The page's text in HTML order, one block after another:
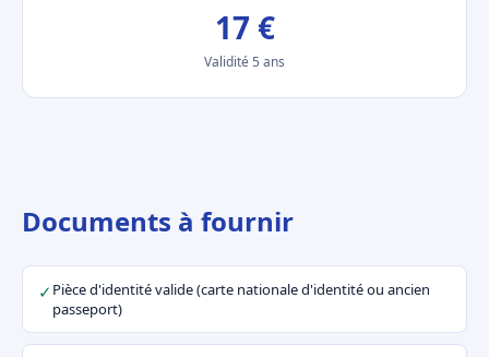
17 €
Validité 5 ans
Documents à fournir
✓ Pièce d'identité valide (carte nationale d'identité ou ancien
passeport)